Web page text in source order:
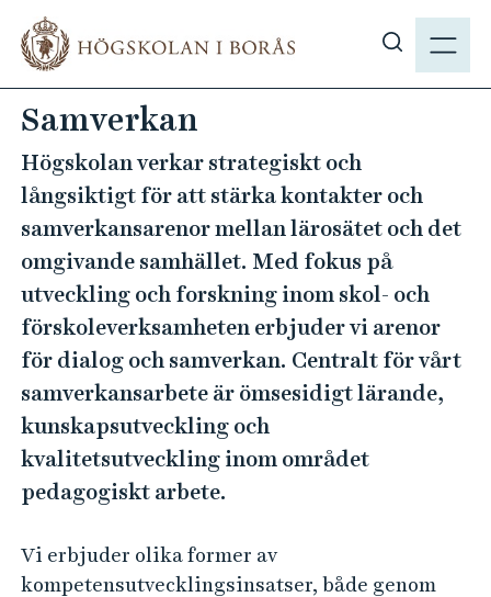
N
i
ö
k
p
å
h
b
.
s
Samverkan
Högskolan verkar strategiskt och
långsiktigt för att stärka kontakter och
samverkansarenor mellan lärosätet och det
omgivande samhället. Med fokus på
utveckling och forskning inom skol- och
förskoleverksamheten erbjuder vi arenor
för dialog och samverkan. Centralt för vårt
samverkansarbete är ömsesidigt lärande,
kunskapsutveckling och
kvalitetsutveckling inom området
pedagogiskt arbete.
Vi erbjuder olika former av
kompetensutvecklingsinsatser, både genom